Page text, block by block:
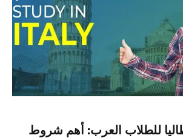
للطلاب العرب: أهم شروط